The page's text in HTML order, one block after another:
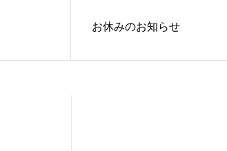
お休みのお知らせ